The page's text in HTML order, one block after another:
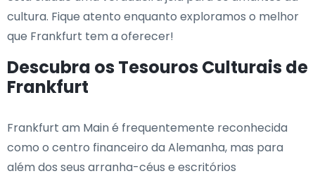
cultura. Fique atento enquanto exploramos o melhor
que Frankfurt tem a oferecer!
Descubra os Tesouros Culturais de
Frankfurt
Frankfurt am Main é frequentemente reconhecida
como o centro financeiro da Alemanha, mas para
além dos seus arranha-céus e escritórios